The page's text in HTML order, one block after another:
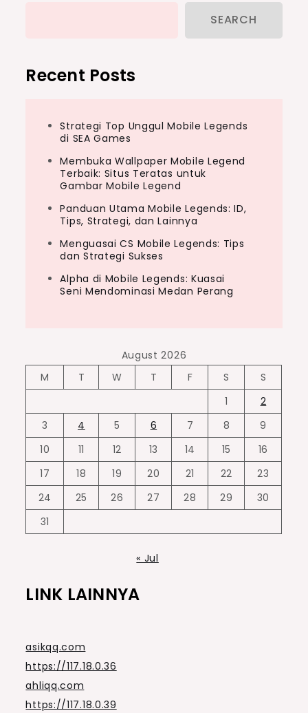
SEARCH
Recent Posts
Strategi Top Unggul Mobile Legends
di SEA Games
Membuka Wallpaper Mobile Legend
Terbaik: Situs Teratas untuk
Gambar Mobile Legend
Panduan Utama Mobile Legends: ID,
Tips, Strategi, dan Lainnya
Menguasai CS Mobile Legends: Tips
dan Strategi Sukses
Alpha di Mobile Legends: Kuasai
Seni Mendominasi Medan Perang
August 2026
M
T W T F S
S
1
2
3
4 5 6 7 8
9
10
11 12 13 14 15
16
17
18 19 20 21 22
23
24
25 26 27 28 29
30
31
« Jul
LINK LAINNYA
asikqq.com
https://117.18.0.36
ahliqq.com
https://117.18.0.39